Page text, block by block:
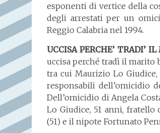
esponenti di vertice della
degli arrestati per un
Reggio Calabria nel 1994.
UCCISA PERCHE’ TRADI’
uccisa perché tradì il marito
tra cui Maurizio Lo
responsabili dell’omicidio
Dell’omicidio di Angela
Lo Giudice, 51 anni,
(51) e il nipote Fortunato